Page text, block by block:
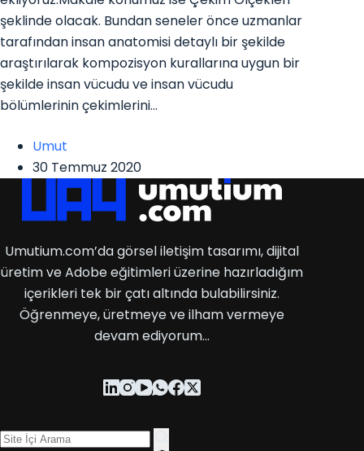
şeklinde olacak. Bundan seneler önce uzmanlar
tarafından insan anatomisi detaylı bir şekilde
araştırılarak kompozisyon kurallarına uygun bir
şekilde insan vücudu ve insan vücudu
bölümlerinin çekimlerini…
Umut
30 Temmuz 2020
Umutium.com’da görsel iletişim tasarımı, dijital
üretim ve Adobe eğitimleri üzerine hazırladığım
içerikleri tek bir çatı altında bulabilirsiniz.
Öğrenmeye, üretmeye ve ilham vermeye
devam ediyorum…